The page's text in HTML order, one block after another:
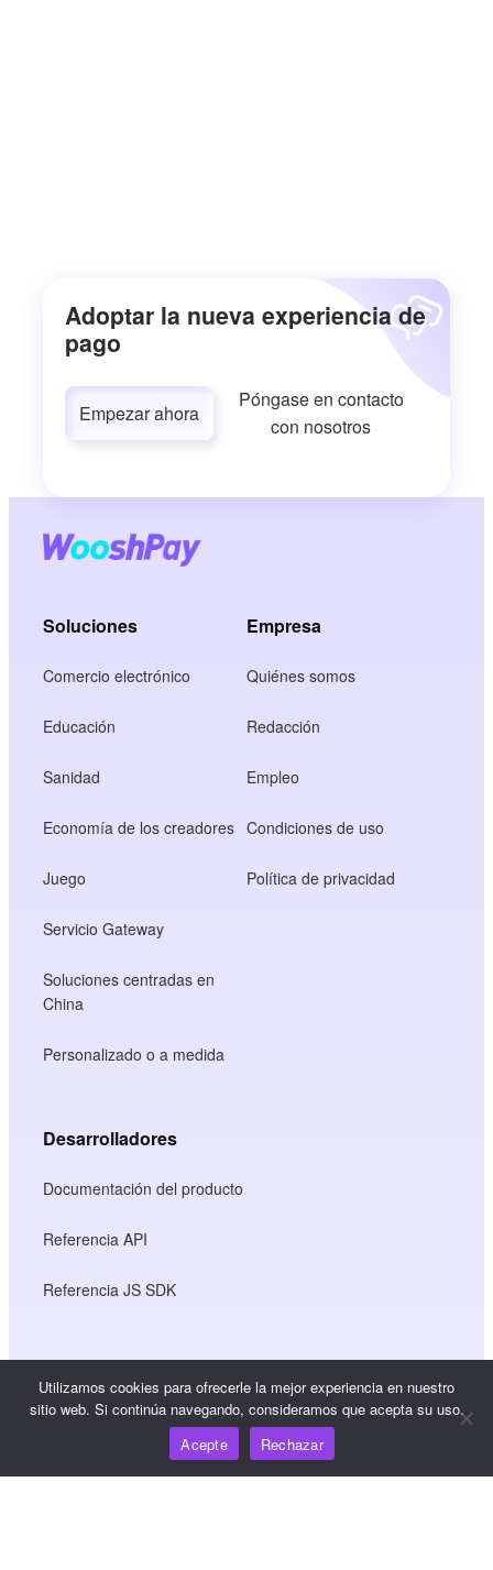
Adoptar la nueva experiencia de
pago
Empezar ahora
Póngase en contacto
con nosotros
Soluciones
Comercio electrónico
Educación
Sanidad
Economía de los creadores
Juego
Servicio Gateway
Soluciones centradas en
China
Personalizado o a medida
Empresa
Quiénes somos
Redacción
Empleo
Condiciones de uso
Política de privacidad
Desarrolladores
Documentación del producto
Referencia API
Referencia JS SDK
Centro de conocimiento
Precios
Utilizamos cookies para ofrecerle la mejor experiencia en nuestro
sitio web. Si continúa navegando, consideramos que acepta su uso.
Acepte
Rechazar